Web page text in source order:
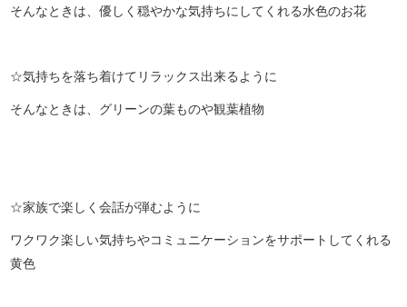
そんなときは、優しく穏やかな気持ちにしてくれる水色のお花
☆気持ちを落ち着けてリラックス出来るように
そんなときは、グリーンの葉ものや観葉植物
☆家族で楽しく会話が弾むように
ワクワク楽しい気持ちやコミュニケーションをサポートしてくれる
黄色